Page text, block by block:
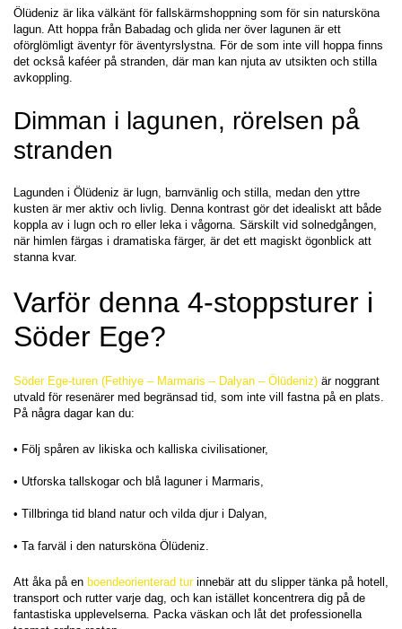
Ölüdeniz är lika välkänt för fallskärmshoppning som för sin natursköna
lagun. Att hoppa från Babadag och glida ner över lagunen är ett
oförglömligt äventyr för äventyrslystna. För de som inte vill hoppa finns
det också kaféer på stranden, där man kan njuta av utsikten och stilla
avkoppling.
Dimman i lagunen, rörelsen på
stranden
Lagunden i Ölüdeniz är lugn, barnvänlig och stilla, medan den yttre
kusten är mer aktiv och livlig. Denna kontrast gör det idealiskt att både
koppla av i lugn och ro eller leka i vågorna. Särskilt vid solnedgången,
när himlen färgas i dramatiska färger, är det ett magiskt ögonblick att
stanna kvar.
Varför denna 4-stoppsturer i
Söder Ege?
Söder Ege-turen (Fethiye – Marmaris – Dalyan – Ölüdeniz) är noggrant
utvald för resenärer med begränsad tid, som inte vill fastna på en plats.
På några dagar kan du:
• Följ spåren av likiska och kalliska civilisationer,
• Utforska tallskogar och blå laguner i Marmaris,
• Tillbringa tid bland natur och vilda djur i Dalyan,
• Ta farväl i den natursköna Ölüdeniz.
Att åka på en boendeorienterad tur innebär att du slipper tänka på hotell,
transport och rutter varje dag, och kan istället koncentrera dig på de
fantastiska upplevelserna. Packa väskan och låt det professionella